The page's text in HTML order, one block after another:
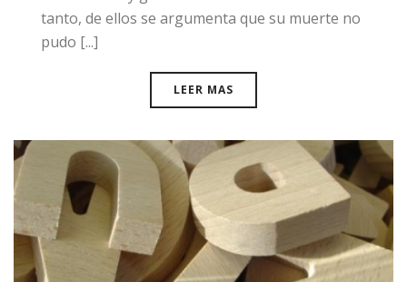
tanto, de ellos se argumenta que su muerte no
pudo [...]
LEER MAS